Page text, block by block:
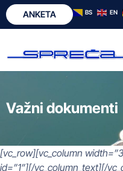
ANKETA BS EN
Važni dokumenti
[vc_row][vc_column
id=”1”][/vc_column_text][/